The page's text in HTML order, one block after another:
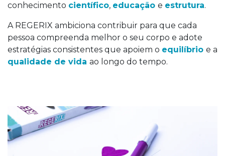
conhecimento científico, educação e estrutura.
A REGERIX ambiciona contribuir para que cada
pessoa compreenda melhor o seu corpo e adote
estratégias consistentes que apoiem o equilíbrio e a
qualidade de vida ao longo do tempo.